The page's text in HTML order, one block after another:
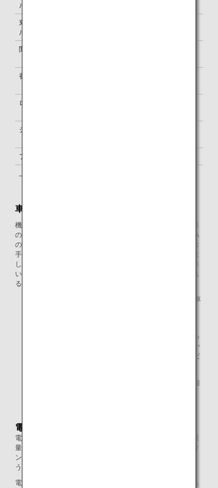
ル2）
東京（羽田ターミナ
ル3）
関西
香港
ロンドン
シンガポール
フランクフルト
車いすをご利用のお客様
機内にお預かりするスペースに限りがありますので、お客様
の車いすは、チェックインカウンターにてお預かりし、ANA
の車いすをご利用いただきます。お座席への移動は係員がお
手伝いいたします。また、機内では客室用の車いすをご用意
しておりますのでご利用ください。なお、お客様ご自身の車
いすを使用して、飛行機出入り口までのご移動をご希望され
る場合は、係員までお知らせください。
ANA国際線では、1便につき1台まで折りたたみ式手動車
ANAの空港係員にご確認ください。なお、航空機によっ
ては、機内スペースに限りがあるため、車いすのお預か
りができない場合もございます。あらかじめご了承くだ
をご確
電動車いす
電動車いすをご利用のお客様は、ご予約の際に、サイズ・重
量・バッテリーの種類をお知らせください。また、空港カウ
ンターには出発時刻の120分前までにお越しくださいますよ
うお願いいたします。
電動車いす用リチウムイオンバッテリーのお預かり・持ち込